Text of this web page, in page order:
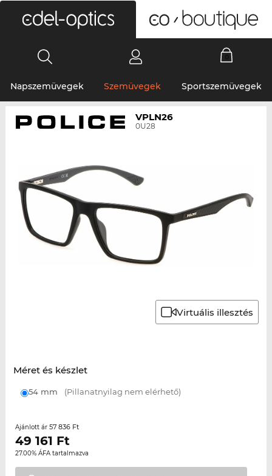
Napszemüvegek Szemüvegek Sportszemüvegek
VPLN26
0U28
Virtuális illesztés
Méret és készlet
54 mm (Pillanatnyilag nem elérhető)
Ajánlott ár 57 836 Ft
49 161 Ft
27.00% ÁFA tartalmazva